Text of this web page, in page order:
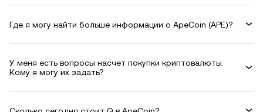
Где я могу найти больше информации о ApeCoin (APE)?
У меня есть вопросы насчет покупки криптовалюты.
Кому я могу их задать?